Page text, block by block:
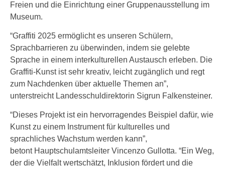
Freien und die Einrichtung einer Gruppenausstellung im
Museum.
“Graffiti 2025 ermöglicht es unseren Schülern,
Sprachbarrieren zu überwinden, indem sie gelebte
Sprache in einem interkulturellen Austausch erleben. Die
Graffiti-Kunst ist sehr kreativ, leicht zugänglich und regt
zum Nachdenken über aktuelle Themen an”,
unterstreicht Landesschuldirektorin Sigrun Falkensteiner.
“Dieses Projekt ist ein hervorragendes Beispiel dafür, wie
Kunst zu einem Instrument für kulturelles und
sprachliches Wachstum werden kann”,
betont Hauptschulamtsleiter Vincenzo Gullotta. “Ein Weg,
der die Vielfalt wertschätzt, Inklusion fördert und die